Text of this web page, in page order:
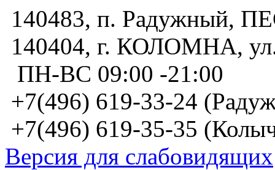
140483, п. Радужный,
140404, г. КОЛОМНА,
ПН-ВС 09:00 -21:00
+7(496) 619-33-24
+7(496) 619-35-35
Версия для слабовидящих